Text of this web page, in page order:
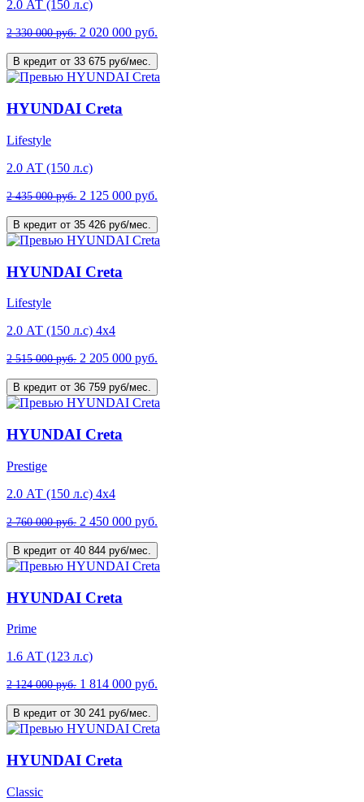
2.0 АТ (150 л.с)
2 330 000 руб. 2 020 000 руб.
В кредит от 33 675 руб/мес.
HYUNDAI Creta
Lifestyle
2.0 АТ (150 л.с)
2 435 000 руб. 2 125 000 руб.
В кредит от 35 426 руб/мес.
HYUNDAI Creta
Lifestyle
2.0 АТ (150 л.с) 4х4
2 515 000 руб. 2 205 000 руб.
В кредит от 36 759 руб/мес.
HYUNDAI Creta
Prestige
2.0 АТ (150 л.с) 4х4
2 760 000 руб. 2 450 000 руб.
В кредит от 40 844 руб/мес.
HYUNDAI Creta
Prime
1.6 АТ (123 л.с)
2 124 000 руб. 1 814 000 руб.
В кредит от 30 241 руб/мес.
HYUNDAI Creta
Classic